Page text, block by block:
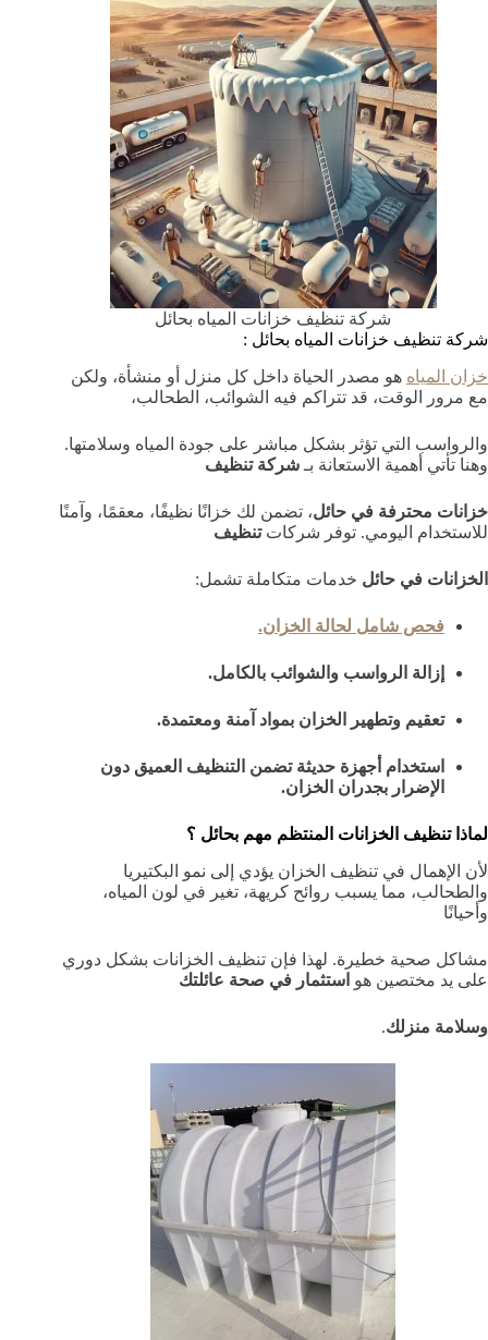
شركة تنظيف خزانات المياه بحائل
شركة تنظيف خزانات المياه بحائل :
خزان المياه هو مصدر الحياة داخل كل منزل أو منشأة، ولكن
مع مرور الوقت، قد تتراكم فيه الشوائب، الطحالب،
والرواسب التي تؤثر بشكل مباشر على جودة المياه وسلامتها.
وهنا تأتي أهمية الاستعانة بـ شركة تنظيف
خزانات محترفة في حائل، تضمن لك خزانًا نظيفًا، معقمًا، وآمنًا
للاستخدام اليومي. توفر شركات تنظيف
الخزانات في حائل خدمات متكاملة تشمل:
فحص شامل لحالة الخزان.
إزالة الرواسب والشوائب بالكامل.
تعقيم وتطهير الخزان بمواد آمنة ومعتمدة.
استخدام أجهزة حديثة تضمن التنظيف العميق دون
الإضرار بجدران الخزان.
لماذا تنظيف الخزانات المنتظم مهم بحائل ؟
لأن الإهمال في تنظيف الخزان يؤدي إلى نمو البكتيريا
والطحالب، مما يسبب روائح كريهة، تغير في لون المياه،
وأحيانًا
مشاكل صحية خطيرة. لهذا فإن تنظيف الخزانات بشكل دوري
على يد مختصين هو استثمار في صحة عائلتك
وسلامة منزلك.